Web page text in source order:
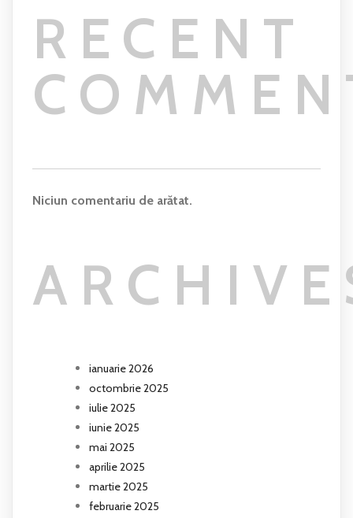
RECENT
Niciun comentariu de arătat.
ianuarie 2026
octombrie 2025
iulie 2025
iunie 2025
mai 2025
aprilie 2025
martie 2025
februarie 2025